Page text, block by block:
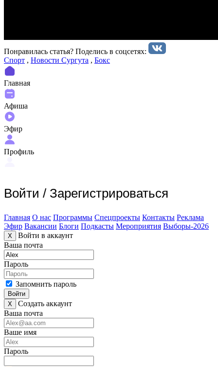
Понравилась статья? Поделиcь в соцсетях:
Спорт , Новости Сургута , Бокс
Главная
Афиша
Эфир
Профиль
Войти / Зарегистрироваться
Главная О нас Программы Спецпроекты Контакты Реклама
Эфир Вакансии Блоги Подкасты Мероприятия Выборы-2026
X
Войти в аккаунт
Ваша почта
Пароль
Запомнить пароль
Войти
X
Создать аккаунт
Ваша почта
Ваше имя
Пароль